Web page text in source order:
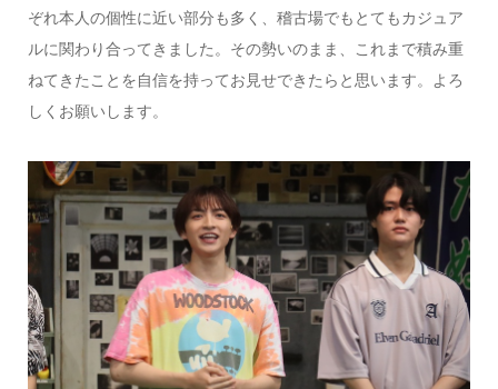
ぞれ本人の個性に近い部分も多く、稽古場でもとてもカジュア
ルに関わり合ってきました。その勢いのまま、これまで積み重
ねてきたことを自信を持ってお見せできたらと思います。よろ
しくお願いします。